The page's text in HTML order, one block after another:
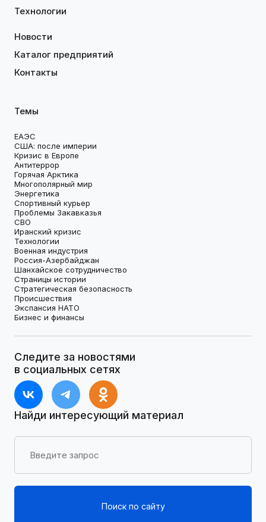
Технологии
Новости
Каталог предприятий
Контакты
Темы
ЕАЭС
США: после империи
Кризис в Европе
Антитеррор
Горячая Арктика
Многополярный мир
Энергетика
Спортивный курьер
Проблемы Закавказья
СВО
Иранский кризис
Технологии
Военная индустрия
Россия-Азербайджан
Шанхайское сотрудничество
Страницы истории
Стратегическая безопасность
Происшествия
Экспансия НАТО
Бизнес и финансы
Следите за новостями
в социальных сетях
Найди интересующий материал
Поиск по сайту